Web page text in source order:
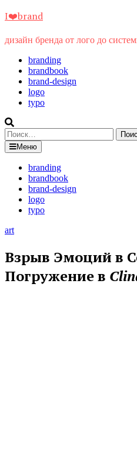
Перейти
содержимому
I❤️brand
дизайн бренда от лого до
branding
brandbook
brand-design
logo
typo
Найти:
Меню
branding
brandbook
brand-design
logo
typo
art
Взрыв Эмоций в
Погружение в